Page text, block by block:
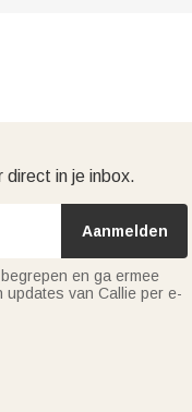
direct in je inbox.
Aanmelden
en ga ermee
updates van Callie per e-